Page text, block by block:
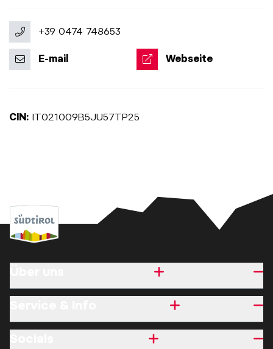
+39 0474 748653
E-mail Webseite
CIN: IT021009B5JU57TP25